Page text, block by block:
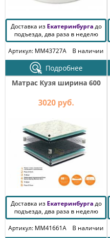
Доставка из Екатеринбургадо
подъезда, два раза в неделю
Артикул: MM43727A
В наличии
Подробнее
Матрас Кузя ширина 600
3020 руб.
Доставка из Екатеринбургадо
подъезда, два раза в неделю
Артикул: MM41661A
В наличии